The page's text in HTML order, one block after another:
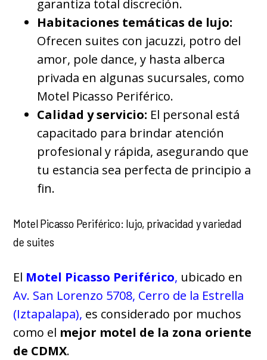
garantiza total discreción.
Habitaciones temáticas de lujo:
Ofrecen suites con jacuzzi, potro del
amor, pole dance, y hasta alberca
privada en algunas sucursales, como
Motel Picasso Periférico.
Calidad y servicio: El personal está
capacitado para brindar atención
profesional y rápida, asegurando que
tu estancia sea perfecta de principio a
fin.
Motel Picasso Periférico: lujo, privacidad y variedad
de suites
El Motel Picasso Periférico, ubicado en
Av. San Lorenzo 5708, Cerro de la Estrella
(Iztapalapa), es considerado por muchos
como el mejor motel de la zona oriente
de CDMX.